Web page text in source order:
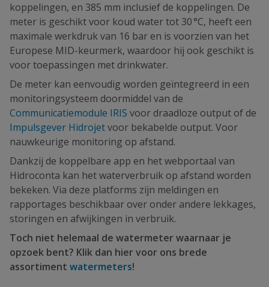
koppelingen, en 385 mm inclusief de koppelingen. De
meter is geschikt voor koud water tot 30 °C, heeft een
maximale werkdruk van 16 bar en is voorzien van het
Europese MID-keurmerk, waardoor hij ook geschikt is
voor toepassingen met drinkwater.
De meter kan eenvoudig worden geïntegreerd in een
monitoringsysteem doormiddel van de
Communicatiemodule IRIS voor draadloze output of de
Impulsgever Hidrojetvoor bekabelde output. Voor
nauwkeurige monitoring op afstand.
Dankzij de koppelbare app en het webportaal van
Hidroconta kan het waterverbruik op afstand worden
bekeken. Via deze platforms zijn meldingen en
rapportages beschikbaar over onder andere lekkages,
storingen en afwijkingen in verbruik.
Toch niet helemaal de watermeter waarnaar je
opzoek bent? Klik dan hier voor ons brede
assortiment watermeters!